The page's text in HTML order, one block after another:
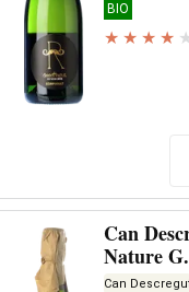
BIO
Can
Nature
Can